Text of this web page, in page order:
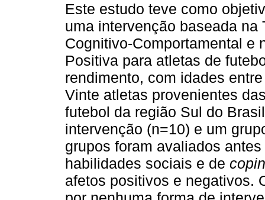
Este estudo teve como
uma intervenção baseada na
Cognitivo-Comportamental e
Positiva para atletas de
rendimento, com idades
Vinte atletas provenientes
futebol da região Sul do
intervenção (n=10) e um
grupos foram avaliados
habilidades sociais e de
afetos positivos e negativos.